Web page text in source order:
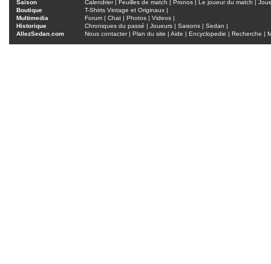
Saison Calendrier| Feuilles de match Pronos Le joueur du match
Boutique
T-Shirts Vintage et Originaux |
Multimedia
Forum | Chat | Photos | Videos |
Historique
Chroniques du passé | Joueurs | Saisons | Sedan |
AllezSedan.com
Nous contacter| Plan du site | Aide | Encyclopedie | Recherche |